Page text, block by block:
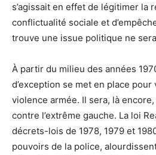
s’agissait en effet de légitimer la
conflictualité sociale et
trouve une issue politique ne
À partir du milieu des années
d’exception se met en place
violence armée. Il sera, là
contre l’extrême gauche. La loi
décrets-lois de 1978, 1979 et
pouvoirs de la police,